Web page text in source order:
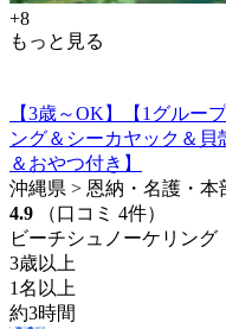
+8
もっと見る
【3歳～OK】【1グルー
ング＆シーカヤック＆貝
＆おやつ付き】
沖縄県 > 恩納・名護・本
4.9
（口コミ 4件）
ビーチシュノーケリング
3歳以上
1名以上
約3時間